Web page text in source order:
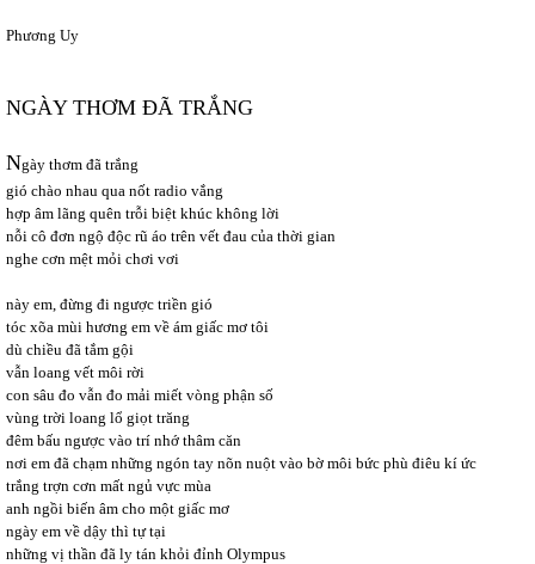
Phương Uy
NGÀY THƠM ĐÃ TRẮNG
Ngày thơm đã trắng
gió chào nhau qua nốt radio vắng
hợp âm lãng quên trỗi biệt khúc không lời
nỗi cô đơn ngộ độc rũ áo trên vết đau của thời gian
nghe cơn mệt mỏi chơi vơi
này em, đừng đi ngược triền gió
tóc xõa mùi hương em về ám giấc mơ tôi
dù chiều đã tắm gội
vẫn loang vết môi rời
con sâu đo vẫn đo mải miết vòng phận số
vùng trời loang lổ giọt trăng
đêm bấu ngược vào trí nhớ thâm căn
nơi em đã chạm những ngón tay nõn nuột vào bờ môi bức phù điêu kí ức
trắng trợn cơn mất ngủ vực mùa
anh ngồi biến âm cho một giấc mơ
ngày em về dậy thì tự tại
những vị thần đã ly tán khỏi đỉnh Olympus